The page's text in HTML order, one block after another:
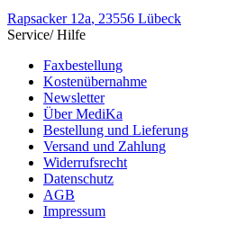
Rapsacker 12a, 23556 Lübeck
Service/ Hilfe
Faxbestellung
Kostenübernahme
Newsletter
Über MediKa
Bestellung und Lieferung
Versand und Zahlung
Widerrufsrecht
Datenschutz
AGB
Impressum